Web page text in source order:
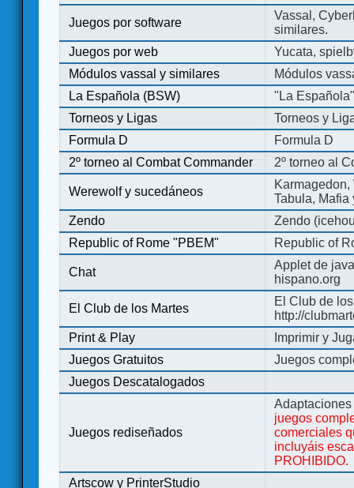
Juegos por software
Vassal,
similares.
Juegos por web
Yucata,
Módulos vassal y similares
Módulos
La Española (BSW)
"La
Torneos y Ligas
Torneos y
Formula D
Formula D
2º torneo al Combat Commander
2º torneo al
Werewolf y sucedáneos
Tabula, Mafia
Zendo
Zendo
Republic of Rome "PBEM"
Republic of
Chat
Applet de
hispano.org
El Club de los Martes
El Club de
http://
Print & Play
Imprimir y
Juegos Gratuitos
Juegos
Juegos Descatalogados
Juegos rediseñados
juegos
comerciales
incluyáis
PROHIBIDO.
Artscow y PrinterStudio